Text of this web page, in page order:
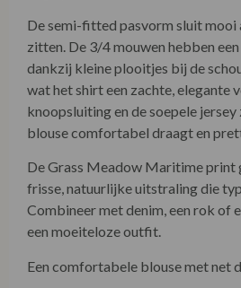
De semi-fitted pasvorm sluit mooi
zitten. De 3/4 mouwen hebben
dankzij kleine plooitjes bij de
wat het shirt een zachte, elegante
knoopsluiting en de soepele
blouse comfortabel draagt en
De Grass Meadow Maritime print
frisse, natuurlijke uitstraling die
Combineer met denim, een rok of
een moeiteloze outfit.
Een comfortabele blouse met net